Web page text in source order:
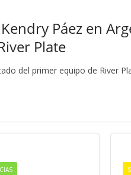
Páez en
Plate
del primer equipo de River